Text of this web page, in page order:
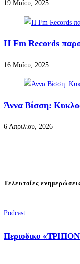
19 Μαΐου, 2025
Η Fm Records
16 Μαΐου, 2025
Άννα Βίσση:
6 Απριλίου, 2026
Τελευταίες
Podcast
Περιοδικο